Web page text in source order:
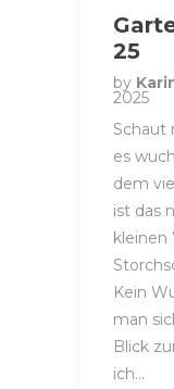
25
by
2025
Schaut
es
dem
ist das
kleinen
Kein
man
Blick
ich…